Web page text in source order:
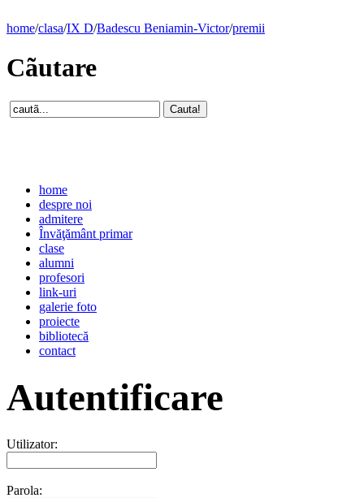
home/clasa/IX D/Badescu Beniamin-Victor/premii
Cãutare
home
despre noi
admitere
Învăţământ primar
clase
alumni
profesori
link-uri
galerie foto
proiecte
bibliotecă
contact
Autentificare
Utilizator:
Parola: